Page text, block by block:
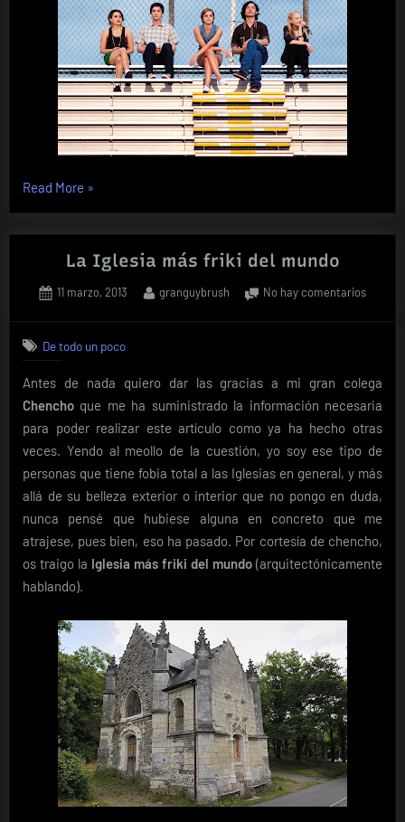
Read More «Críticas
Cine:
Las
ventajas
de
un
»
La Iglesia más friki del mundo
Posted
11 marzo, 2013 By
granguybrush No hay comentariosen
del
mundo
De todo un poco
Antes de nada quiero dar las gracias a mi gran colega
Chencho que me ha suministrado la información necesaria
para poder realizar este artículo como ya ha hecho otras
veces. Yendo al meollo de la cuestión, yo soy ese tipo de
personas que tiene fobia total a las Iglesias en general, y más
allá de su belleza exterior o interior que no pongo en duda,
nunca pensé que hubiese alguna en concreto que me
atrajese, pues bien, eso ha pasado. Por cortesía de chencho,
os traigo la Iglesia más friki del mundo (arquitectónicamente
hablando).